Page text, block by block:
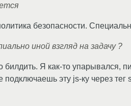
безопасности.
иной взгляд на задачу ?
билдить. Я как-то упарывался,
подключаешь эту js-ку через